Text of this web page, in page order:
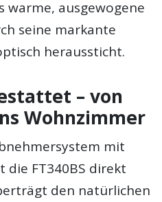
warme, ausgewogene
seine markante
heraussticht.
– von
Wohnzimmer
mit
die FT340BS direkt
den natürlichen